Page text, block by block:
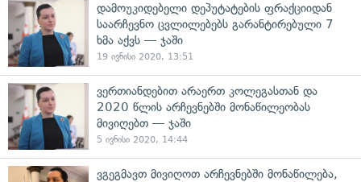
დამოუკიდებელი დეპუტატების ფრაქციიდან
საარჩევნო ცვლილებებს გარანტირებული 7
ხმა აქვს — ჯაში
19 ივნისი 2020, 13:51
ვერთიანდებით არაერთ კოლეგასთან და
2020 წლის არჩევნებში მონაწილეობას
მივიღებთ — ჯაში
5 ივნისი 2020, 14:44
ვგეგმავთ მივიღოთ არჩევნებში მონაწილება,